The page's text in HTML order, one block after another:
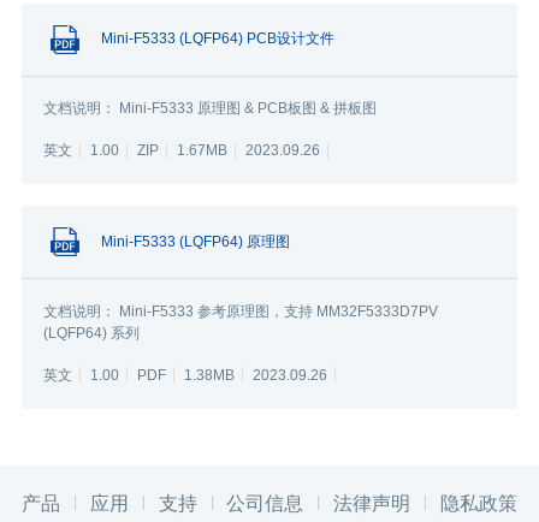
Mini-F5333 (LQFP64) PCB设计文件
文档说明： Mini-F5333 原理图 & PCB板图 & 拼板图
英文 1.00 ZIP 1.67MB 2023.09.26
Mini-F5333 (LQFP64) 原理图
文档说明： Mini-F5333 参考原理图，支持 MM32F5333D7PV
(LQFP64) 系列
英文 1.00 PDF 1.38MB 2023.09.26
产品 应用 支持 公司信息 法律声明 隐私政策